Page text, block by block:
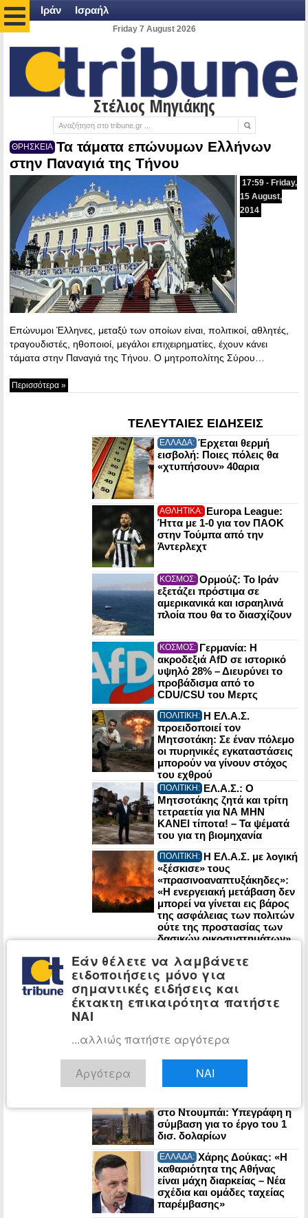
Ιράν Ισραήλ
Friday 7 August 2026
Στέλιος Μηγιάκης
ΘΡΗΣΚΕΙΑ Τα τάματα επώνυμων Ελλήνων
στην Παναγιά της Τήνου
17:59 - Friday,
15 August,
2014
Επώνυμοι Έλληνες, μεταξύ των οποίων είναι, πολιτικοί, αθλητές,
τραγουδιστές, ηθοποιοί, μεγάλοι επιχειρηματίες, έχουν κάνει
τάματα στην Παναγιά της Τήνου. Ο μητροπολίτης Σύρου…
Περισσότερα »
ΤΕΛΕΥΤΑΙΕΣ ΕΙΔΗΣΕΙΣ
ΕΛΛΑΔΑ: Έρχεται θερμή
εισβολή: Ποιες πόλεις θα
«χτυπήσουν» 40αρια
ΑΘΛΗΤΙΚΑ: Europa League:
Ήττα με 1-0 για τον ΠΑΟΚ
στην Τούμπα από την
Άντερλεχτ
ΚΟΣΜΟΣ: Ορμούζ: Το Ιράν
εξετάζει πρόστιμα σε
αμερικανικά και ισραηλινά
πλοία που θα το διασχίζουν
ΚΟΣΜΟΣ: Γερμανία: Η
ακροδεξιά AfD σε ιστορικό
υψηλό 28% – Διευρύνει το
προβάδισμα από το
CDU/CSU του Μερτς
ΠΟΛΙΤΙΚΗ: Η ΕΛ.Α.Σ.
προειδοποιεί τον
Μητσοτάκη: Σε έναν πόλεμο
οι πυρηνικές εγκαταστάσεις
μπορούν να γίνουν στόχος
του εχθρού
ΠΟΛΙΤΙΚΗ: ΕΛ.Α.Σ.: Ο
Μητσοτάκης ζητά και τρίτη
τετραετία για ΝΑ ΜΗΝ
ΚΑΝΕΙ τίποτα! – Τα ψέματά
του για τη βιομηχανία
ΠΟΛΙΤΙΚΗ: Η ΕΛ.Α.Σ. με λογική
«ξέσκισε» τους
«πρασινοαναπτυξάκηδες»:
«Η ενεργειακή μετάβαση δεν
μπορεί να γίνεται εις βάρος
της ασφάλειας των πολιτών
ούτε της προστασίας των
δασικών οικοσυστημάτων»
στον Τραμπ: «Αν μας
χτυπήσετε, τινάζουμε στον
αέρα την ενέργεια του
Κόλπου»
Χέγκσεθ για τις ελλείψεις
τα πλήγματα στο Ιράν
ΕΠΙΧΕΙΡΗΣΕΙΣ: Στην τελική
στο Ντουμπάι: Υπεγράφη η
σύμβαση για το έργο του 1
δισ. δολαρίων
ΕΛΛΑΔΑ: Χάρης Δούκας: «Η
καθαριότητα της Αθήνας
είναι μάχη διαρκείας – Νέα
σχέδια και ομάδες ταχείας
παρέμβασης»
Εάν θέλετε να λαμβάνετε
ειδοποιήσεις μόνο για
σημαντικές ειδήσεις και
έκτακτη επικαιρότητα πατήστε
ΝΑΙ
...αλλιώς πατήστε αργότερα
Αργότερα ΝΑΙ